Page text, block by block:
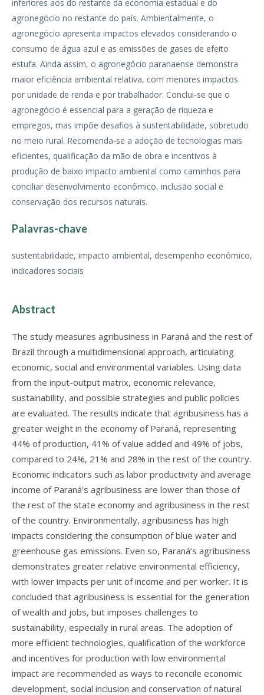
inferiores aos do restante da economia estadual e do
agronegócio no restante do país. Ambientalmente, o
agronegócio apresenta impactos elevados considerando o
consumo de água azul e as emissões de gases de efeito
estufa. Ainda assim, o agronegócio paranaense demonstra
maior eficiência ambiental relativa, com menores impactos
por unidade de renda e por trabalhador. Conclui-se que o
agronegócio é essencial para a geração de riqueza e
empregos, mas impõe desafios à sustentabilidade, sobretudo
no meio rural. Recomenda-se a adoção de tecnologias mais
eficientes, qualificação da mão de obra e incentivos à
produção de baixo impacto ambiental como caminhos para
conciliar desenvolvimento econômico, inclusão social e
conservação dos recursos naturais.
Palavras-chave
sustentabilidade, impacto ambiental, desempenho econômico,
indicadores sociais
Abstract
The study measures agribusiness in Paraná and the rest of
Brazil through a multidimensional approach, articulating
economic, social and environmental variables. Using data
from the input-output matrix, economic relevance,
sustainability, and possible strategies and public policies
are evaluated. The results indicate that agribusiness has a
greater weight in the economy of Paraná, representing
44% of production, 41% of value added and 49% of jobs,
compared to 24%, 21% and 28% in the rest of the country.
Economic indicators such as labor productivity and average
income of Paraná’s agribusiness are lower than those of
the rest of the state economy and agribusiness in the rest
of the country. Environmentally, agribusiness has high
impacts considering the consumption of blue water and
greenhouse gas emissions. Even so, Paraná’s agribusiness
demonstrates greater relative environmental efficiency,
with lower impacts per unit of income and per worker. It is
concluded that agribusiness is essential for the generation
of wealth and jobs, but imposes challenges to
sustainability, especially in rural areas. The adoption of
more efficient technologies, qualification of the workforce
and incentives for production with low environmental
impact are recommended as ways to reconcile economic
development, social inclusion and conservation of natural